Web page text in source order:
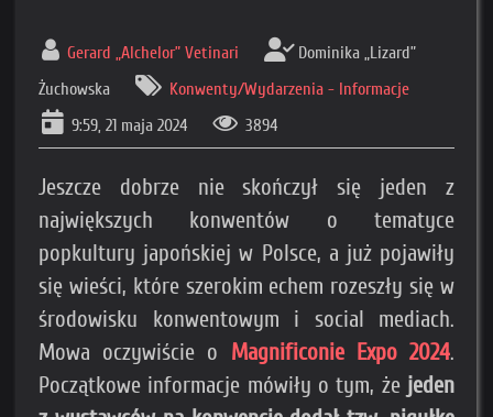
Gerard „Alchelor” Vetinari
Dominika „Lizard”
Żuchowska
Konwenty/Wydarzenia - Informacje
9:59, 21 maja 2024
3894
Jeszcze dobrze nie skończył się jeden z
największych konwentów o tematyce
popkultury japońskiej w Polsce, a już pojawiły
się wieści, które szerokim echem rozeszły się w
środowisku konwentowym i social mediach.
Mowa oczywiście o Magnificonie Expo 2024.
Początkowe informacje mówiły o tym, że jeden